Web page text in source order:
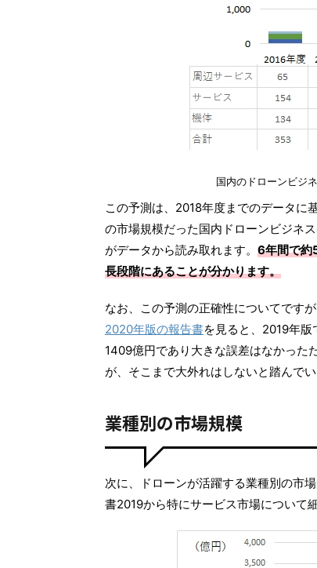
国内のドローンビジ
この予測は、2018年度までのデータに
の市場規模だった国内ドローンビジネ
がデータから読み取れます。 6年間で約
長段階にあることが分かります。
なお、この予測の正確性についてです
2020年版の報告書を見ると、2019年
1409億円であり大きな誤差はなかった
が、そこまで大外れはしないと踏んでい
業種別の市場規模
次に、ドローンが活躍する業種別の市
書2019から特にサービス市場について